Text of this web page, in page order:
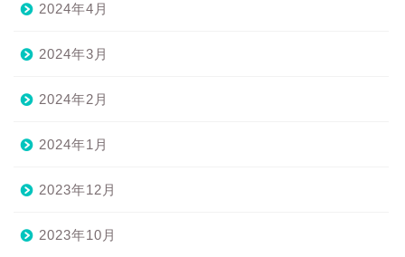
2024年4月
2024年3月
2024年2月
2024年1月
2023年12月
2023年10月